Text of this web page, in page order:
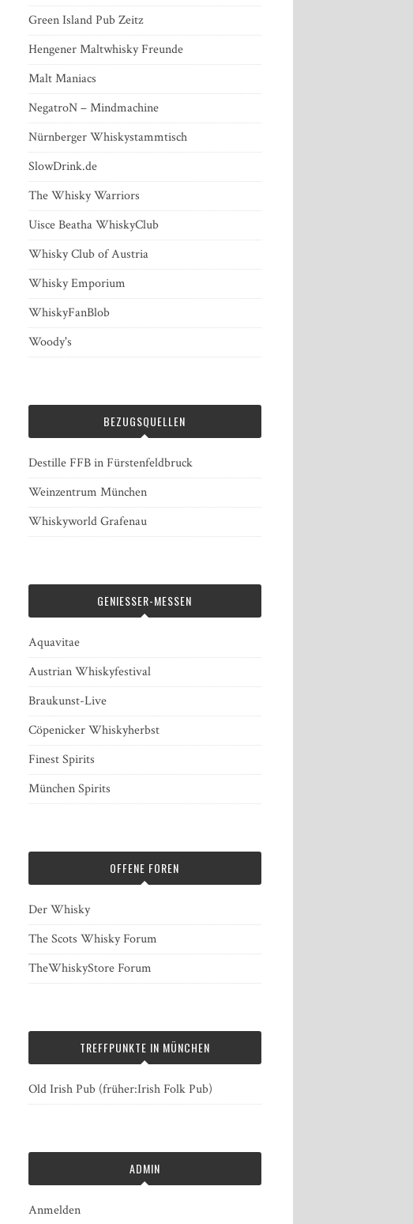
Green Island Pub Zeitz
Hengener Maltwhisky Freunde
Malt Maniacs
NegatroN – Mindmachine
Nürnberger Whiskystammtisch
SlowDrink.de
The Whisky Warriors
Uisce Beatha WhiskyClub
Whisky Club of Austria
Whisky Emporium
WhiskyFanBlob
Woody's
BEZUGSQUELLEN
Destille FFB in Fürstenfeldbruck
Weinzentrum München
Whiskyworld Grafenau
GENIESSER-MESSEN
Aquavitae
Austrian Whiskyfestival
Braukunst-Live
Cöpenicker Whiskyherbst
Finest Spirits
München Spirits
OFFENE FOREN
Der Whisky
The Scots Whisky Forum
TheWhiskyStore Forum
TREFFPUNKTE IN MÜNCHEN
Old Irish Pub (früher:Irish Folk Pub)
ADMIN
Anmelden